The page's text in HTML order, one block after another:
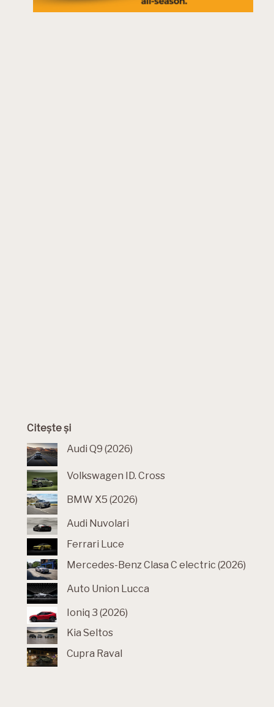
Citește și
Audi Q9 (2026)
Volkswagen ID. Cross
BMW X5 (2026)
Audi Nuvolari
Ferrari Luce
Mercedes-Benz Clasa C electric (2026)
Auto Union Lucca
Ioniq 3 (2026)
Kia Seltos
Cupra Raval